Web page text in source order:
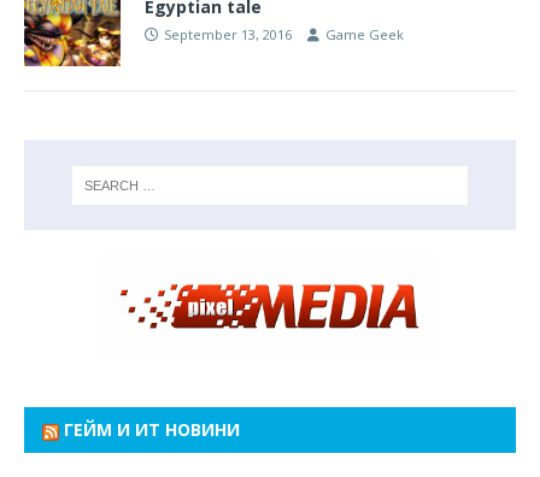
Egyptian tale
September 13, 2016 Game Geek
ГЕЙМ И ИТ НОВИНИ